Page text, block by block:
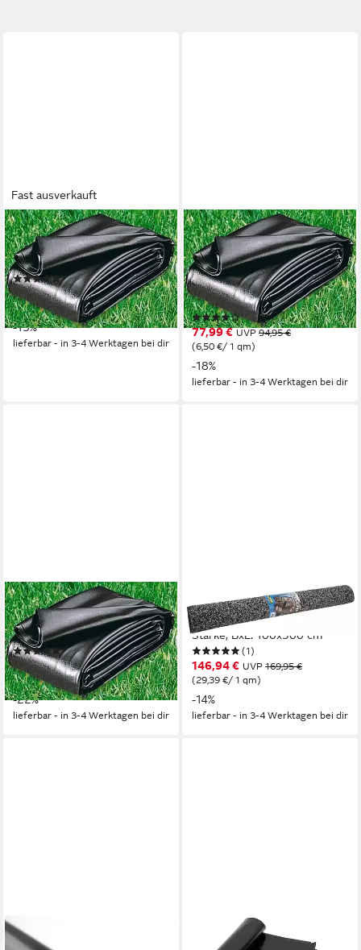
Fast ausverkauft
UBBINK
Teichfolie AquaLiner 1 mm, 1
mm Stärke
(6)
154,99 € UVP179,00 €
(6,46 €/ 1 qm)
-13%
lieferbar - in 3-4 Werktagen bei dir
UBBINK
Teichfolie AquaLiner, 1 mm
Stärke, BxT: 300 x 400 cm,
aus verrottungs- und
kältebeständigem PVC
(5)
77,99 € UVP 94,95 €
(6,50 €/ 1 qm)
-18%
lieferbar - in 3-4 Werktagen bei dir
UBBINK
Teichfolie AquaLiner 0,5 mm,
0,5 mm Stärke
(6)
159,29 € UVP203,95 €
(3,32 €/ 1 qm)
-22%
lieferbar - in 3-4 Werktagen bei dir
UBBINK
Steinfolie Classic 100, 0,5 mm
Stärke, BxL: 100x500 cm
(1)
146,94 € UVP 169,95 €
(29,39 €/ 1 qm)
-14%
lieferbar - in 3-4 Werktagen bei dir